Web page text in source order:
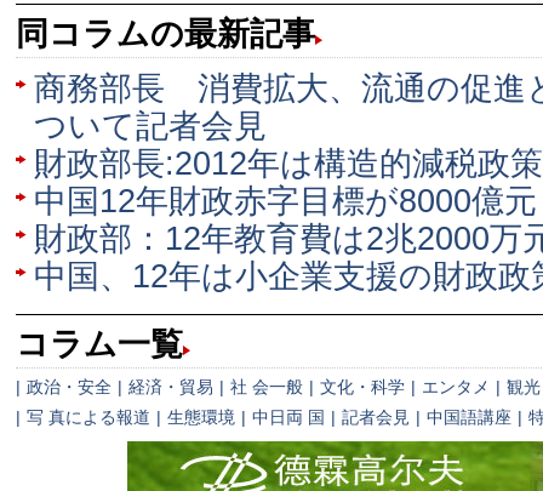
同コラムの最新記事
商務部長 消費拡大、流通の促進
ついて記者会見
財政部長:2012年は構造的減税政
中国12年財政赤字目標が8000億
財政部：12年教育費は2兆2000万
中国、12年は小企業支援の財政政
コラム一覧
| 政治・安全 | 経済・貿易 | 社 会一般 | 文化・科学 | エンタメ | 観光
| 写 真による報道 | 生態環境 | 中日両 国 | 記者会見 | 中国語講座 |